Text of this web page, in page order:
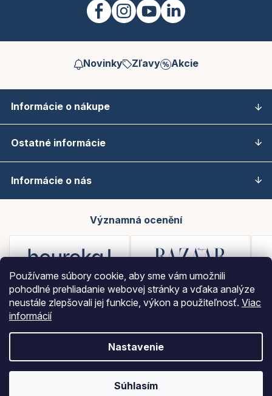
Používame súbory cookie, aby sme vám umožnili
pohodlné prehliadanie webovej stránky a vďaka analýze
neustále zlepšovali jej funkcie, výkon a použiteľnosť. Viac
informácií
Nastavenie
Súhlasím
Novinky Zľavy Akcie
Informácie o nákupe
Ostatné informácie
Informácie o nás
Významná ocenění